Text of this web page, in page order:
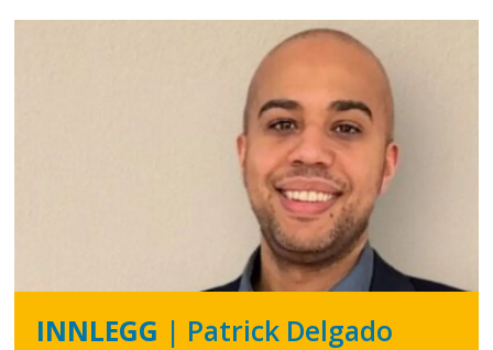
INNLEGG | Patrick Delgado